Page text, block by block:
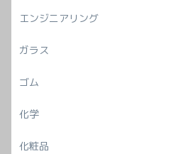
エンジニアリング
ガラス
ゴム
化学
化粧品